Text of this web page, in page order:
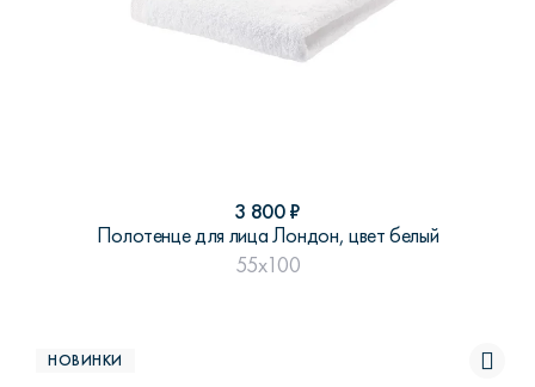
3 800₽
Полотенце для лица Лондон, цвет белый
55x100
НОВИНКИ